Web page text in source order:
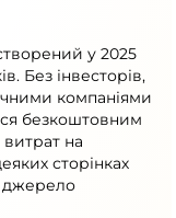
у 2025
Без інвесторів,
компаніями
безкоштовним
витрат на
сторінках
джерело